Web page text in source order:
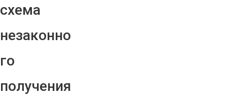
схема
незаконно
го
получения